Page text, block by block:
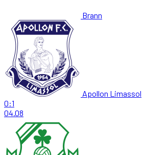
Brann
Apollon Limassol
0:1
04.08